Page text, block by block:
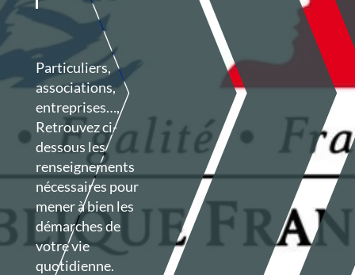
Particuliers,
associations,
entreprises…,
Retrouvez ci-
dessous les
renseignements
nécessaires pour
mener à bien les
démarches de
votre vie
quotidienne.